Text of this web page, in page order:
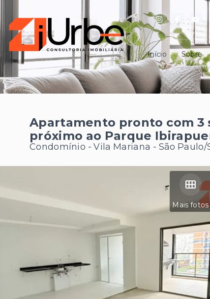
Início Sobre
Apartamento pronto com 3
próximo ao Parque
Condomínio -Vila Mariana - São Paulo/
Mais fotos